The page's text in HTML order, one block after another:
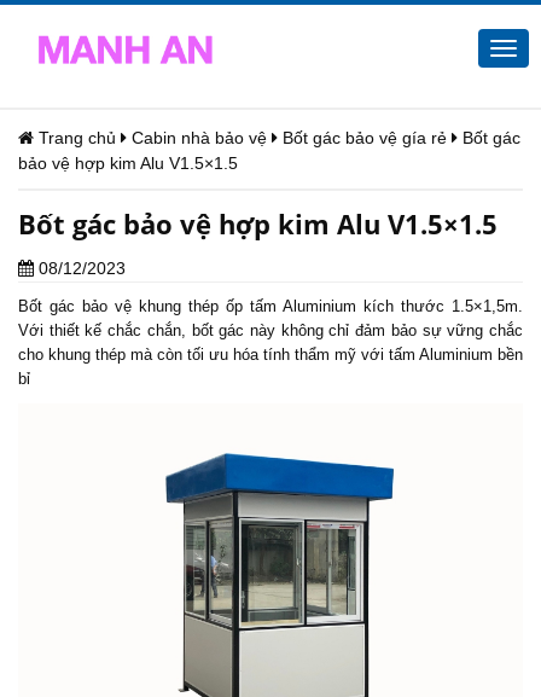
Trang chủ Cabin nhà bảo vệ Bốt gác bảo vệ gía rẻ
Bốt gác
bảo vệ hợp kim Alu V1.5×1.5
Bốt gác bảo vệ hợp kim Alu V1.5×1.5
08/12/2023
Bốt gác bảo vệ khung thép ốp tấm Aluminium kích thước 1.5×1,5m.
Với thiết kế chắc chắn, bốt gác này không chỉ đảm bảo sự vững chắc
cho khung thép mà còn tối ưu hóa tính thẩm mỹ với tấm Aluminium bền
bỉ